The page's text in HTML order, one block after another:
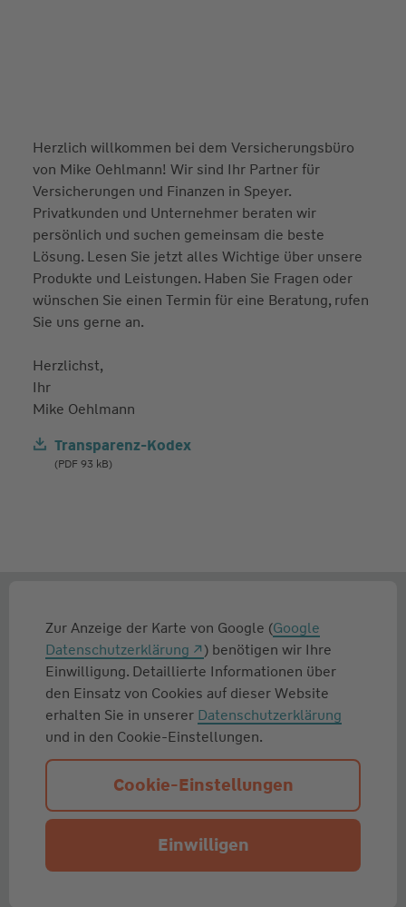
Herzlich willkommen bei dem Versicherungsbüro
von Mike Oehlmann! Wir sind Ihr Partner für
Versicherungen und Finanzen in Speyer.
Privatkunden und Unternehmer beraten wir
persönlich und suchen gemeinsam die beste
Lösung. Lesen Sie jetzt alles Wichtige über unsere
Produkte und Leistungen. Haben Sie Fragen oder
wünschen Sie einen Termin für eine Beratung, rufen
Sie uns gerne an.
Herzlichst,
Ihr
Mike Oehlmann
Transparenz-Kodex
(PDF 93 kB)
Zur Anzeige der Karte von Google (Google
Datenschutzerklärung
) benötigen wir Ihre
Einwilligung. Detaillierte Informationen über
den Einsatz von Cookies auf dieser Website
erhalten Sie in unserer Datenschutzerklärung
und in den Cookie-Einstellungen.
Cookie-Einstellungen
Einwilligen